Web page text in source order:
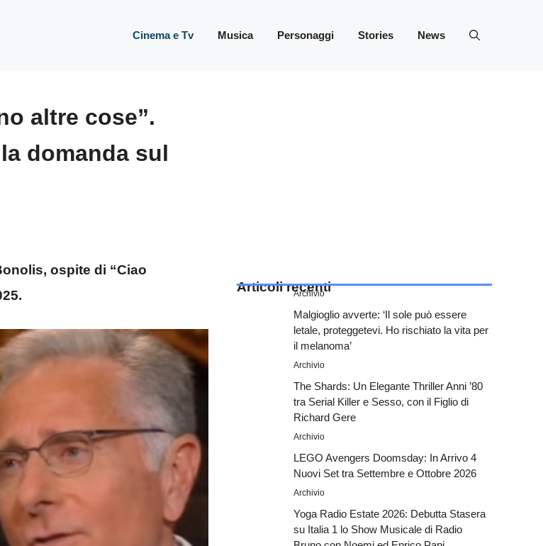
Cinema e Tv Musica Personaggi Stories News
altre cose”.
domanda sul
ospite di “Ciao
Articoli recenti
Archivio
Malgioglio avverte: ‘Il sole può essere
letale, proteggetevi. Ho rischiato la vita per
il melanoma’
Archivio
The Shards: Un Elegante Thriller Anni ’80
tra Serial Killer e Sesso, con il Figlio di
Richard Gere
Archivio
LEGO Avengers Doomsday: In Arrivo 4
Nuovi Set tra Settembre e Ottobre 2026
Archivio
Yoga Radio Estate 2026: Debutta Stasera
su Italia 1 lo Show Musicale di Radio